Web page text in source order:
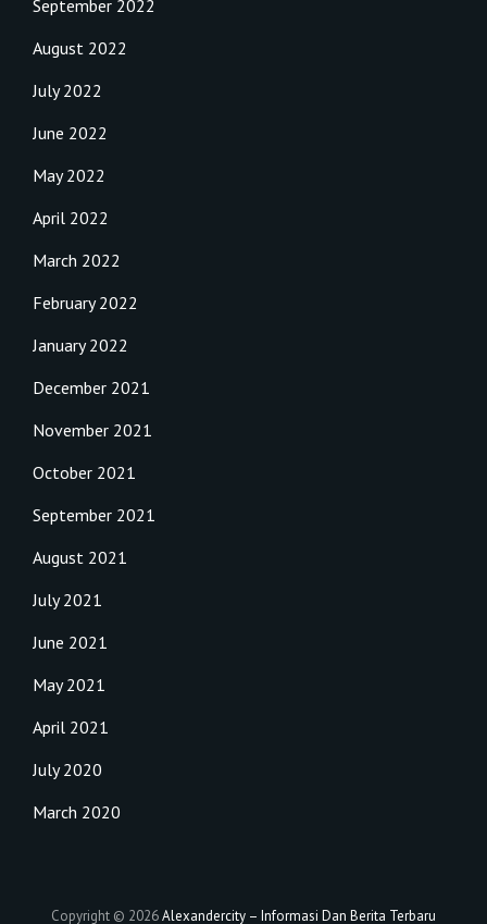
September 2022
August 2022
July 2022
June 2022
May 2022
April 2022
March 2022
February 2022
January 2022
December 2021
November 2021
October 2021
September 2021
August 2021
July 2021
June 2021
May 2021
April 2021
July 2020
March 2020
Copyright © 2026Alexandercity – Informasi Dan Berita Terbaru